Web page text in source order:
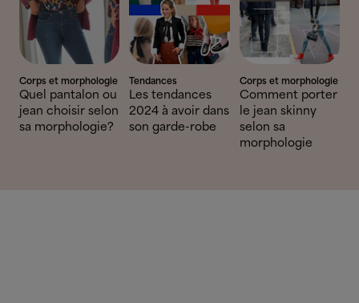
Corps et morphologie
Quel pantalon ou
jean choisir selon
sa morphologie?
Tendances
Les tendances
2024 à avoir dans
son garde-robe
Corps et morphologie
Comment porter
le jean skinny
selon sa
morphologie